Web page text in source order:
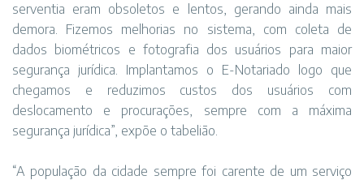
serventia eram obsoletos e lentos, gerando ainda mais
demora. Fizemos melhorias no sistema, com coleta de
dados biométricos e fotografia dos usuários para maior
segurança jurídica. Implantamos o E-Notariado logo que
chegamos e reduzimos custos dos usuários com
deslocamento e procurações, sempre com a máxima
segurança jurídica”, expõe o tabelião.
“A população da cidade sempre foi carente de um serviço